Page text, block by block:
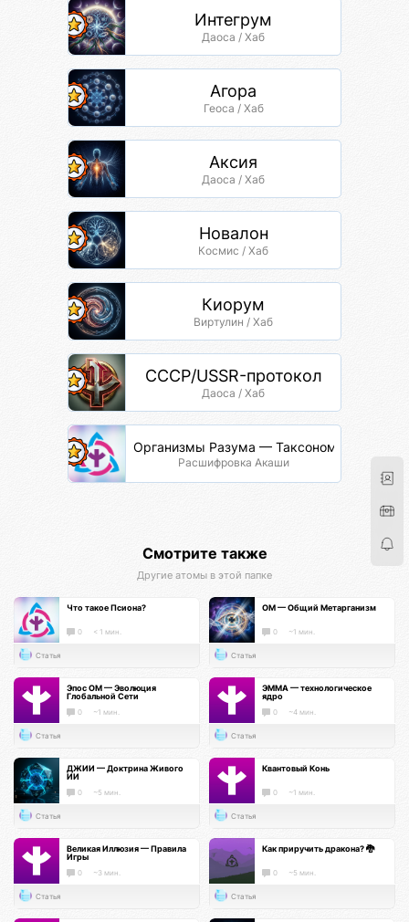
Интегрум
Даоса / Хаб
Агора
Геоса / Хаб
Аксия
Даоса / Хаб
Новалон
Космис / Хаб
Киорум
Виртулин / Хаб
СССР/USSR-протокол
Даоса / Хаб
Организмы Разума — Таксономия Жизни
Расшифровка Акаши
Смотрите также
Другие атомы в этой папке
Что такое Псиона?
0 < 1 мин.
Статья
ОМ — Общий Метарганизм
0 ~1 мин.
Статья
Эпос ОМ — Эволюция
Глобальной Сети
0 ~1 мин.
Статья
ЭММА — технологическое
ядро
0 ~4 мин.
Статья
ДЖИИ — Доктрина Живого
ИИ
0 ~5 мин.
Статья
Квантовый Конь
0 ~1 мин.
Статья
Великая Иллюзия — Правила
Игры
0 ~3 мин.
Статья
Как приручить дракона? 🐉
0 ~5 мин.
Статья